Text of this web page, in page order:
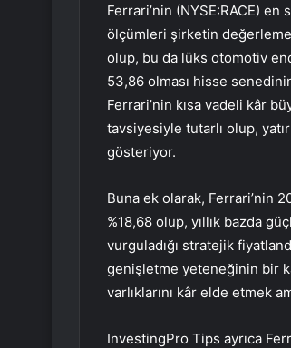
Ferrari’nin (NYSE:RACE)
ölçümleri şirketin
olup, bu da lüks otomotiv
53,86 olması hisse
Ferrari’nin kısa vadeli kâr
tavsiyesiyle tutarlı olup,
gösteriyor.
Buna ek olarak, Ferrari’nin
%18,68 olup, yıllık bazda
vurguladığı stratejik
genişletme yeteneğinin bir
varlıklarını kâr elde etmek
InvestingPro Tips ayrıca